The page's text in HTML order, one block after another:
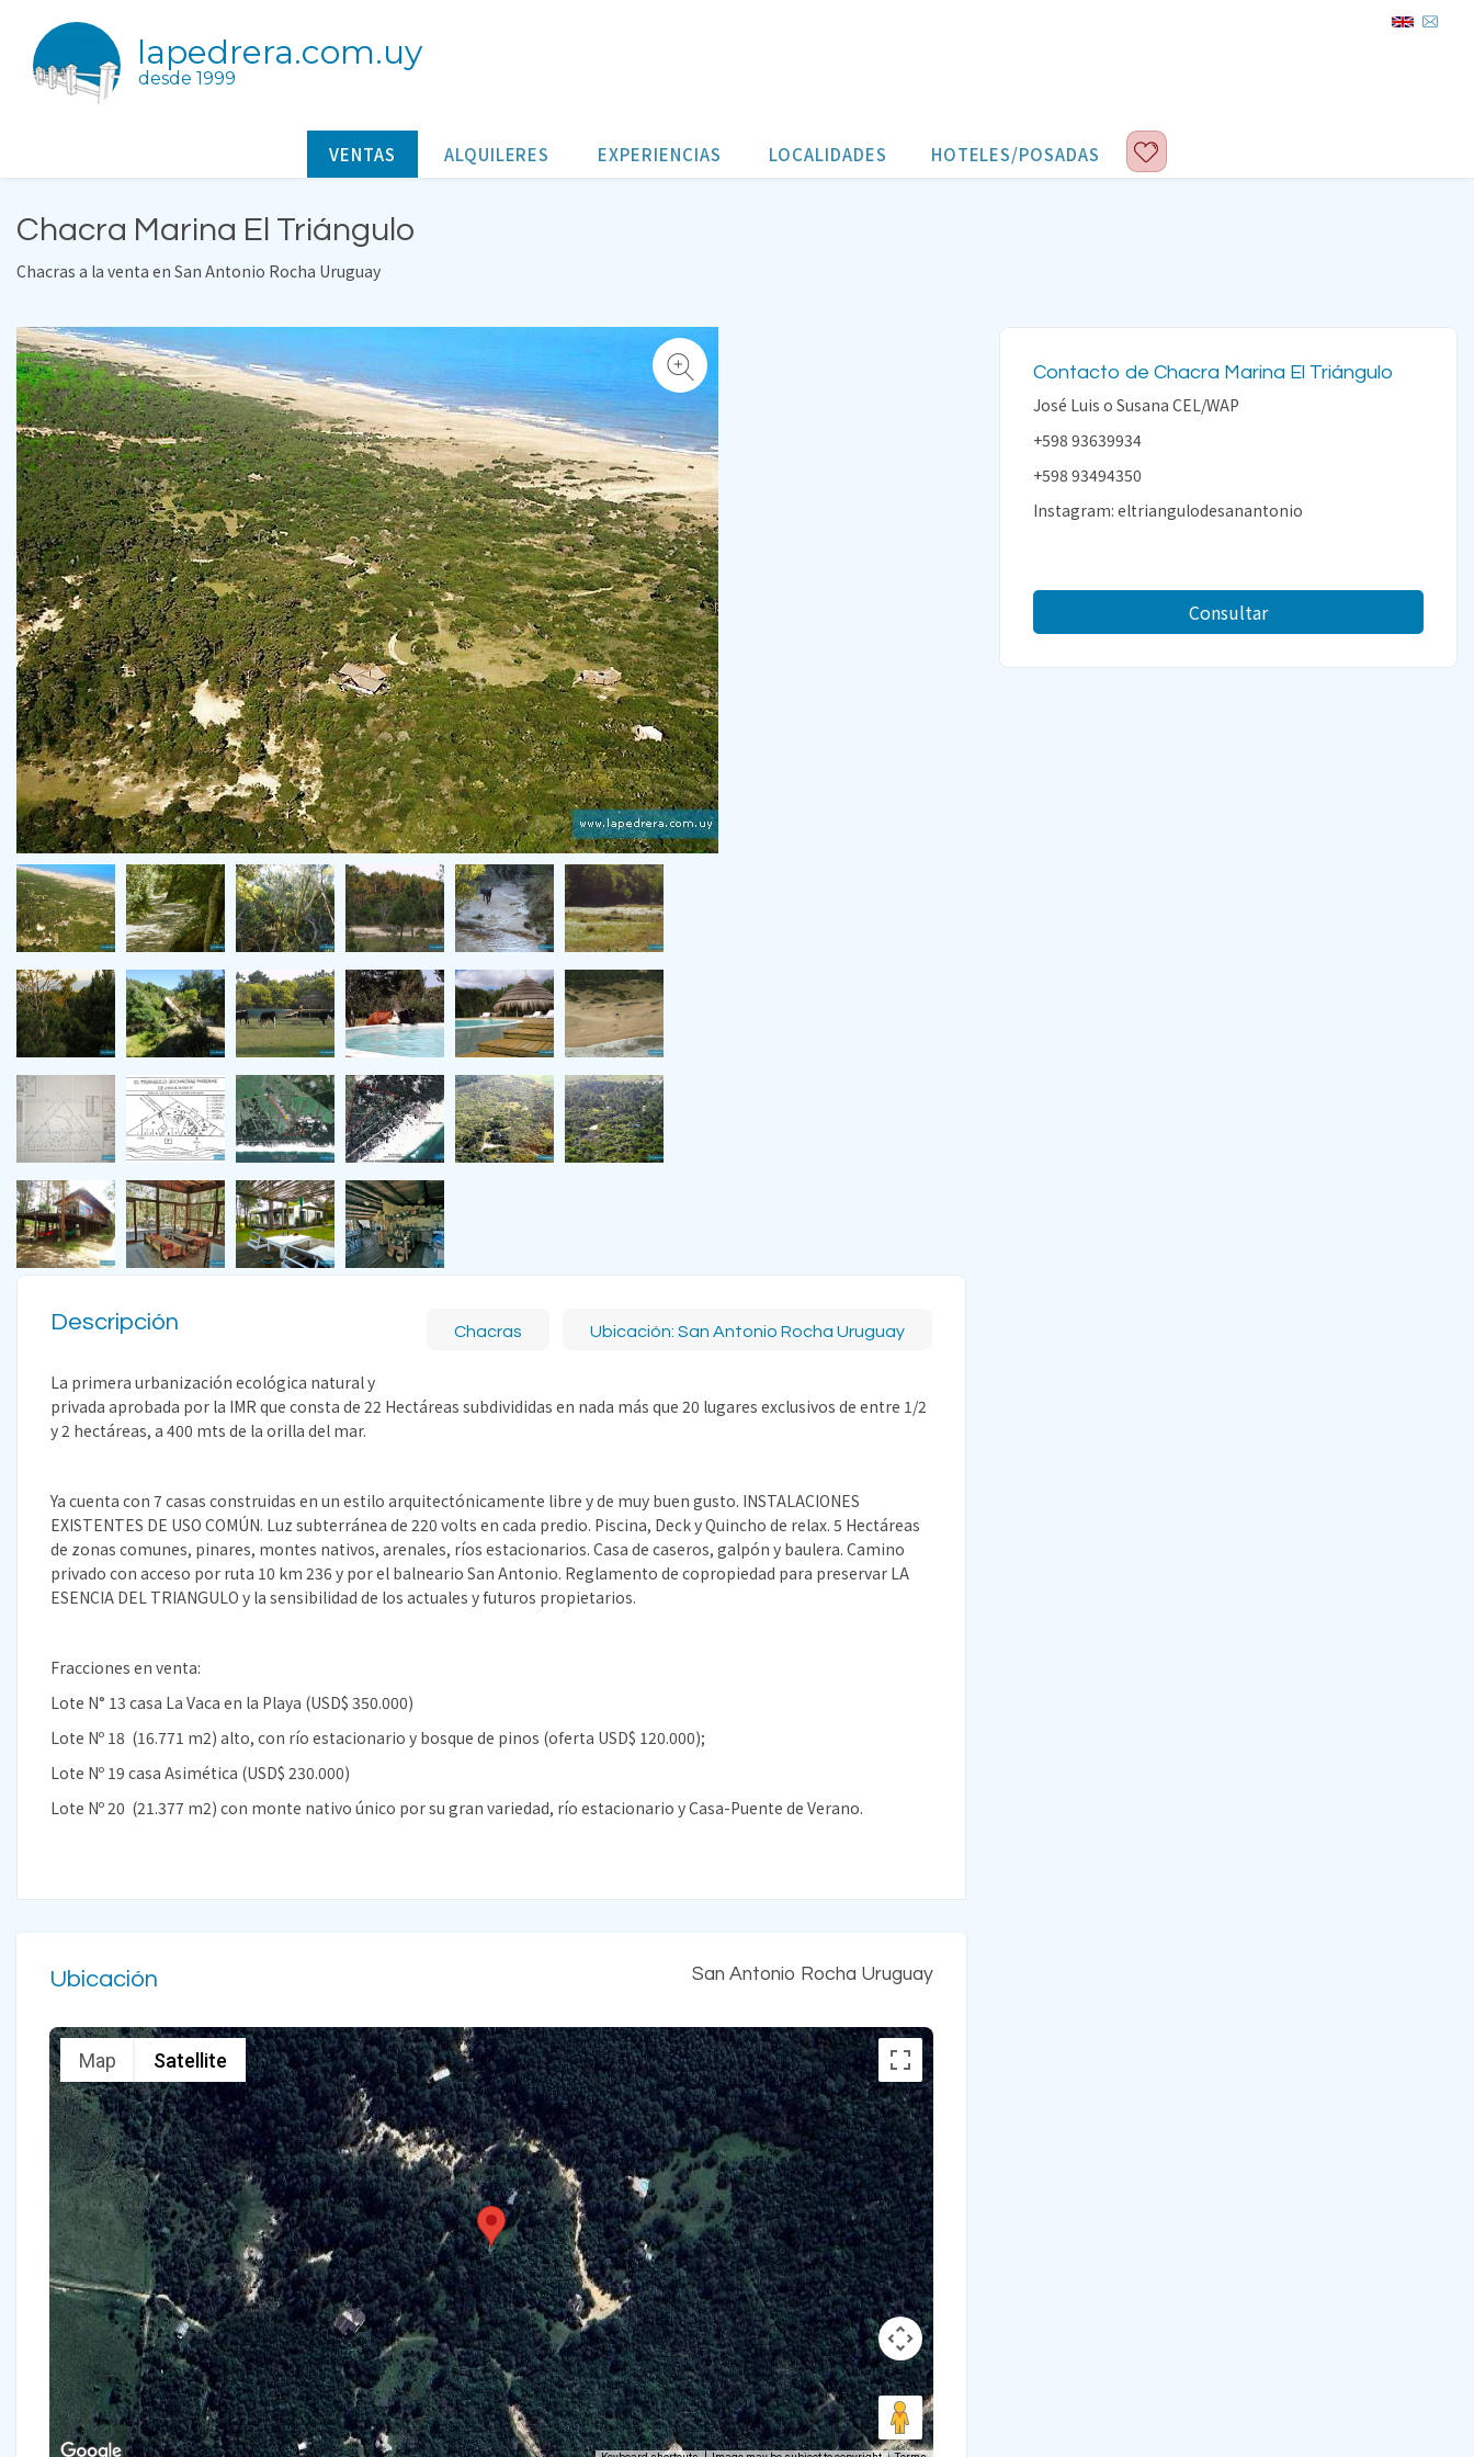
lapedrera.com.uy
desde 1999
VENTAS ALQUILERES EXPERIENCIAS LOCALIDADES HOTELES/POSADAS
Chacra Marina El Triángulo
Chacras a la venta en San Antonio Rocha Uruguay
Chacras Ubicación: San Antonio Rocha Uruguay
Descripción
La primera urbanización ecológica natural y
privada aprobada por la IMR que consta de 22 Hectáreas subdivididas en nada más que 20 lugares exclusivos de entre 1/2
y 2 hectáreas, a 400 mts de la orilla del mar.
Ya cuenta con 7 casas construidas en un estilo arquitectónicamente libre y de muy buen gusto. INSTALACIONES
EXISTENTES DE USO COMÚN. Luz subterránea de 220 volts en cada predio. Piscina, Deck y Quincho de relax. 5 Hectáreas
de zonas comunes, pinares, montes nativos, arenales, ríos estacionarios. Casa de caseros, galpón y baulera. Camino
privado con acceso por ruta 10 km 236 y por el balneario San Antonio. Reglamento de copropiedad para preservar LA
ESENCIA DEL TRIANGULO y la sensibilidad de los actuales y futuros propietarios.
Fracciones en venta:
Lote N° 13 casa La Vaca en la Playa (USD$ 350.000)
Lote Nº 18 (16.771 m2) alto, con río estacionario y bosque de pinos (oferta USD$ 120.000);
Lote Nº 19 casa Asimética (USD$ 230.000)
Lote Nº 20 (21.377 m2) con monte nativo único por su gran variedad, río estacionario y Casa-Puente de Verano.
Ubicación San Antonio Rocha Uruguay
Map Satellite
Contacto de Chacra Marina El Triángulo
José Luis o Susana CEL/WAP
+598 93639934
+598 93494350
Instagram: eltriangulodesanantonio
Consultar